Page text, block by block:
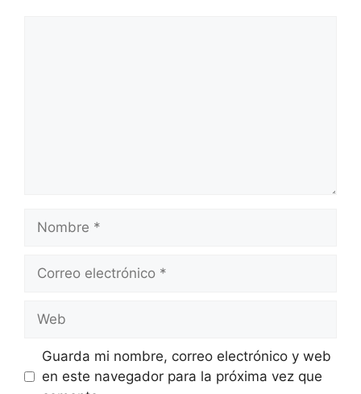
electrónico
Guarda mi nombre, correo electrónico y web
en este navegador para la próxima vez que